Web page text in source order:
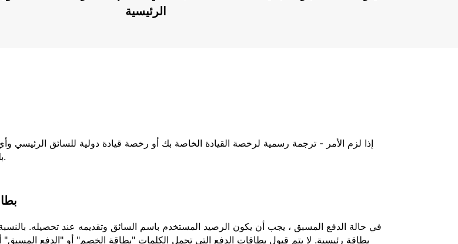
الرئيسية
إذا لزم الأمر - ترجمة رسمية لرخصة القيادة الخاصة بك أو رخصة قيادة دولية للسائق الرئيسي
بك في المملكة المتحدة ، فيجب عليك إحضار كلا الجزأين من رخصتك.
بطاقة رئيسية. لا يتم قبول بطاقات الدفع التي تحمل الكلمات "بطاقة الخصم" أو "الدفع المسبق"